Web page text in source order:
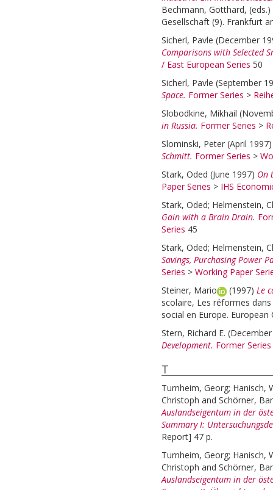
Bechmann, Gotthard, (eds.)
Gesellschaft (9). Frankfurt
Sicherl, Pavle (December
Comparisons with Selected
/ East European Series 50
Sicherl, Pavle (September
Space. Former Series >
Slobodkine, Mikhail
in Russia. Former Series >
Slominski, Peter (April
Schmitt. Former Series >
Stark, Oded (June 1997) On
Paper Series > IHS
Stark, Oded; Helmenstein,
Gain with a Brain Drain.
Series 45
Stark, Oded; Helmenstein,
Savings, Purchasing Power
Series > Working Paper
Steiner, Mario
(1997) Le
scolaire, Les réformes
social en Europe.
Stern, Richard E.
Development. Former Series
T
Turnheim, Georg; Hanisch,
Christoph and Schörner,
Auslandseigentum in der
Summary I:
Report] 47 p.
Turnheim, Georg; Hanisch,
Christoph and Schörner,
Auslandseigentum in der